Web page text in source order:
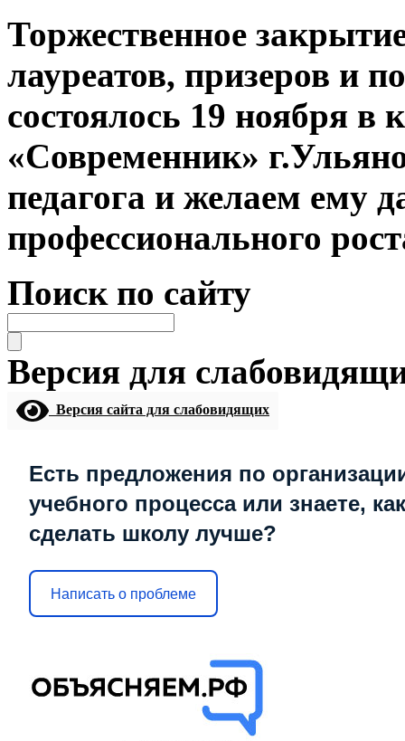
Торжественное
лауреатов, призеров и
состоялось 19 ноября в
«Современник»
педагога и желаем ему
профессионального
Поиск по сайту
Версия для
Версия сайта для слабовидящих
Есть предложения по
учебного процесса или знаете, как
сделать школу лучше?
Написать о проблеме